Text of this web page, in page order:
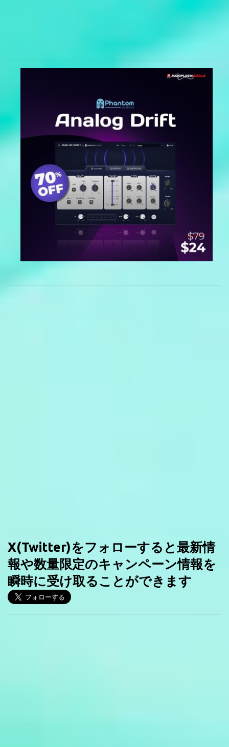
X(Twitter)をフォローすると最新情
報や数量限定のキャンペーン情報を
瞬時に受け取ることができます